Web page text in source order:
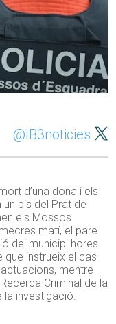
@IB3noticies
d’una dona i els
pis del Prat de
els Mossos
matí, el pare
del municipi hores
instrueix el cas
mentre
Criminal de la
la investigació.